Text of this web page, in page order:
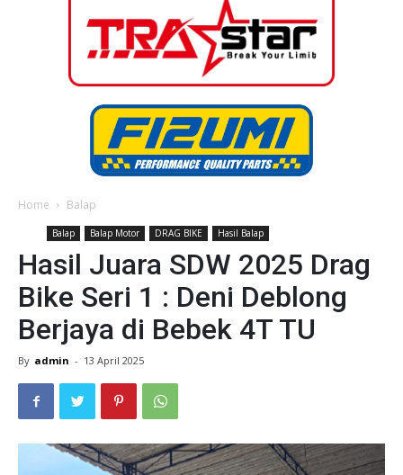
Home Balap
Balap Balap Motor DRAG BIKE Hasil Balap
Hasil Juara SDW 2025 Drag
Bike Seri 1 : Deni Deblong
Berjaya di Bebek 4T TU
By admin - 13 April 2025